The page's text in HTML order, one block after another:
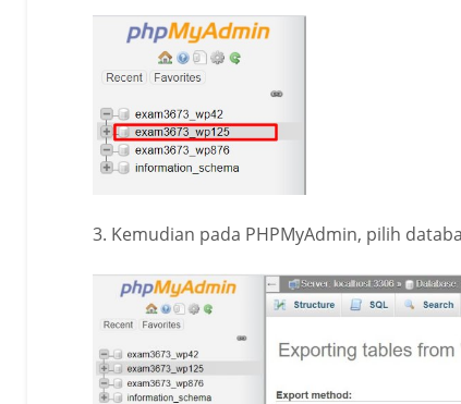
3. Kemudian pada PHPMyAdmin, pilih